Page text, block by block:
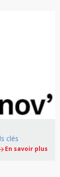
clés
En savoir plus